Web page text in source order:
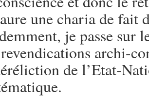
une charia de fait
je passe sur
archi-
de l’Etat-